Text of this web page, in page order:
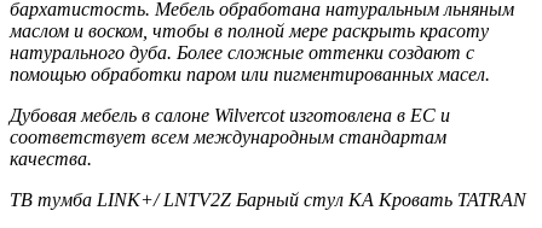
бархатистость. Мебель обработана натуральным льняным
маслом и воском, чтобы в полной мере раскрыть красоту
натурального дуба. Более сложные оттенки создают с
помощью обработки паром или пигментированных масел.
Дубовая мебель в салоне Wilvercot изготовлена в ЕС и
соответствует всем международным стандартам
качества.
ТВ тумба LINK+/ LNTV2Z Барный стул KA Кровать TATRAN